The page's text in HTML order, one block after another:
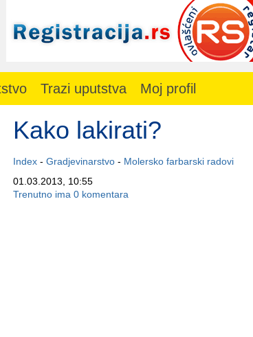
Trazi uputstva Moj profil
Kako lakirati?
Index - Gradjevinarstvo - Molersko farbarski radovi
01.03.2013, 10:55
Trenutno ima 0 komentara